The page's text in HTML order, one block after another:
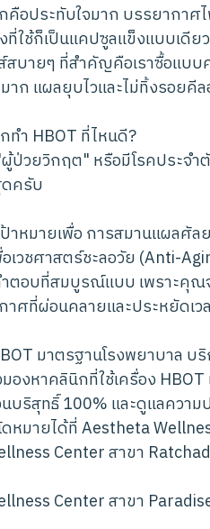
อประทับใจมาก บรรยากาศ
ที่ใช้ก็เป็นแคปซูลแข็งแบบเดี
บายๆ ที่สำคัญคือเราซื้อแบบ
าก แผลยุบไวและไม่ทิ้งรอย
ทำ HBOT ที่ไหนดี?
วยวิกฤต" หรือมีโรคประจำ
ครับ
าหมายเพื่อ การสมานแผลศั
อเวชศาสตร์ชะลอวัย (Anti-
ตอบที่สมบูรณ์แบบ เพราะคุณ
ศที่ผ่อนคลายและประหยัดเ
มาตรฐานโรงพยาบาล บ
งหาคลินิกที่ใช้เครื่อง
บริสุทธิ์ 100% และดูแลควา
หมายได้ที่ Aestheta
Center สาขา
Center สาขา